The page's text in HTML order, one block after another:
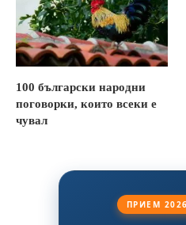
100 български народни
поговорки, които всеки е
чувал
ПРИЕМ